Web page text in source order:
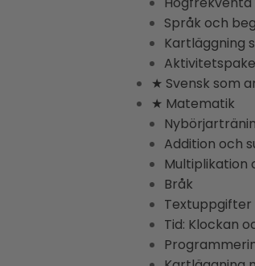
Språk och
Kartläggning
★ Svensk som
★ Matematik
Addition och
Multiplikation
Bråk
Textuppgifter
Tid: Klockan